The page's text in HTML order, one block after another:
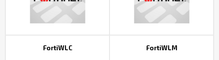
FortiWLC FortiWLM